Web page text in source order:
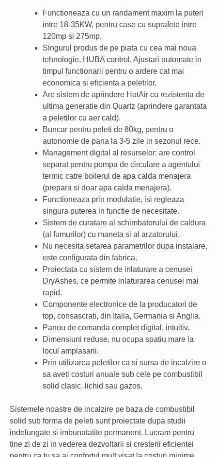
Functioneaza cu un randament maxim la puteri
intre 18-35KW, pentru case cu suprafete intre
120mp si 275mp.
Singurul produs de pe piata cu cea mai noua
tehnologie, HUBA control. Ajustari automate in
timpul functionarii pentru o ardere cat mai
economica si eficienta a peletilor.
Are sistem de aprindere HotAir cu rezistenta de
ultima generatie din Quartz (aprindere garantata
a peletilor cu aer cald).
Buncar pentru peleti de 80kg, pentru o
autonomie de pana la 3-5 zile in sezonul rece.
Management digital al resurselor: are control
separat pentru pompa de circulare a agentului
termic catre boilerul de apa calda menajera
(prepara si doar apa calda menajera).
Functioneaza prin modulatie, isi regleaza
singura puterea in functie de necesitate.
Sistem de curatare al schimbatorului de caldura
(al fumurilor) cu maneta si al arzatorului.
Nu necesita setarea parametrilor dupa instalare,
este configurata din fabrica.
Proiectata cu sistem de inlaturare a cenusei
DryAshes, ce permite inlaturarea cenusei mai
rapid.
Componente electronice de la producatori de
top, consascrati, din Italia, Germania si Anglia.
Panou de comanda complet digital, intuitiv.
Dimensiuni reduse, nu ocupa spatiu mare la
locul amplasarii.
Prin utilizarea peletilor ca si sursa de incalzire o
sa aveti costuri anuale sub cele pe combustibil
solid clasic, lichid sau gazos.
Sistemele noastre de incalzire pe baza de combustibil
solid sub forma de peleti sunt proiectate dupa studii
indelungate si imbunatatite permanent. Lucram pentru
tine zi de zi in vederea dezvoltarii si cresterii eficientei